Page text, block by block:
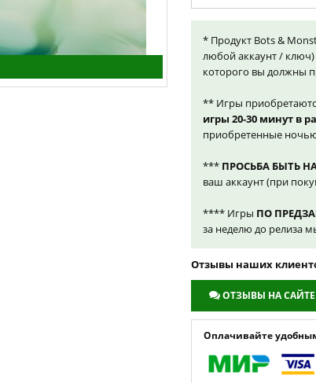
* Продукт Bots &
любой аккаунт /
которого вы должны
** Игры
игры 20-30 минут в
приобретенные
*** ПРОСЬБА БЫТЬ
ваш аккаунт (при
**** Игры ПО
за неделю до релиза
Отзывы наших
ОТЗЫВЫ НА САЙТЕ
Оплачивайте